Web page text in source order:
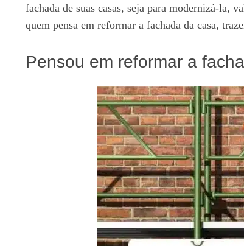
fachada de suas casas, seja para modernizá-la,
quem pensa em reformar a fachada da casa,
Pensou em reformar a